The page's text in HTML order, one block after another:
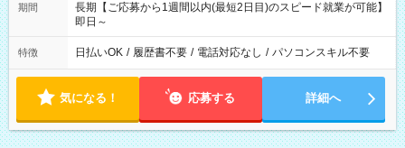
期間
長期【ご応募から1週間以内(最短2日目)のスピード就業が可能】
即日～
特徴 日払いOK / 履歴書不要 / 電話対応なし / パソコンスキル不要
気になる！ 応募する 詳細へ